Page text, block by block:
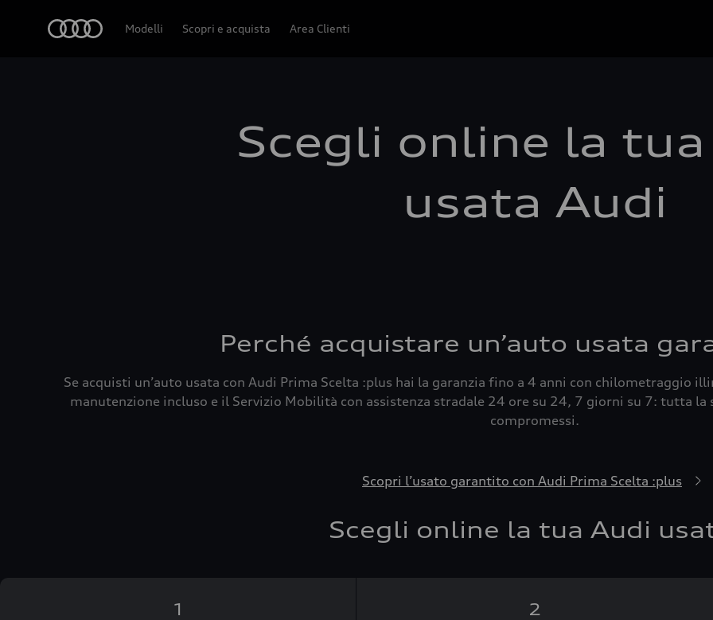
Modelli Scopri e acquista Area Clienti
Scegli online la
usata Audi
Perché acquistare un’auto usata
Se acquisti un’auto usata con Audi Prima Scelta :plus hai la garanzia fino a 4 anni con chilometraggio
manutenzione incluso e il Servizio Mobilità con assistenza stradale 24 ore su 24, 7 giorni su 7: tutta la
compromessi.
Scopri l’usato garantito con Audi Prima Scelta :plus
Scegli online la tua Audi
1 2